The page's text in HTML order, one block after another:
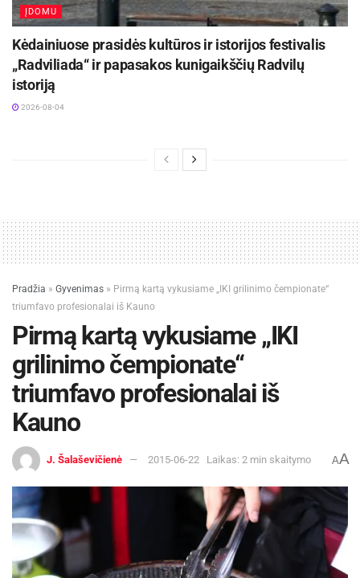
ĮDOMU
Kėdainiuose prasidės kultūros ir istorijos festivalis
„Radviliada“ ir papasakos kunigaikščių Radvilų
istoriją
2026-08-04
Pradžia » Gyvenimas » Pirmą kartą vykusiame „IKI grilinimo čempionate“
triumfavo profesionalai iš Kauno
Pirmą kartą vykusiame „IKI
grilinimo čempionate“
triumfavo profesionalai iš
Kauno
J. Šalaševičienė 2015-06-22 Laikas: 2 min skaitymo AA